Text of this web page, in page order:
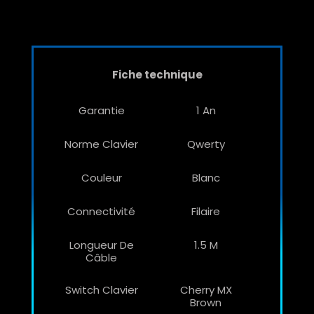
Fiche technique
Garantie 1 An
Norme Clavier Qwerty
Couleur Blanc
Connectivité Filaire
Longueur De
Câble
1.5 M
Switch Clavier
Cherry MX
Brown